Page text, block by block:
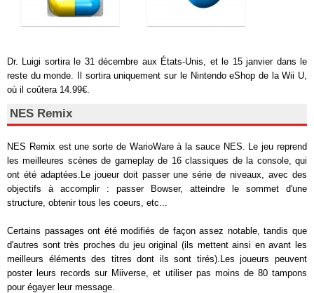
Dr. Luigi sortira le 31 décembre aux États-Unis, et le 15 janvier dans le
reste du monde. Il sortira uniquement sur le Nintendo eShop de la Wii U,
où il coûtera 14.99€.
NES Remix
NES Remix est une sorte de WarioWare à la sauce NES. Le jeu reprend
les meilleures scènes de gameplay de 16 classiques de la console, qui
ont été adaptées.Le joueur doit passer une série de niveaux, avec des
objectifs à accomplir : passer Bowser, atteindre le sommet d'une
structure, obtenir tous les coeurs, etc...
Certains passages ont été modifiés de façon assez notable, tandis que
d'autres sont très proches du jeu original (ils mettent ainsi en avant les
meilleurs éléments des titres dont ils sont tirés).Les joueurs peuvent
poster leurs records sur Miiverse, et utiliser pas moins de 80 tampons
pour égayer leur message.